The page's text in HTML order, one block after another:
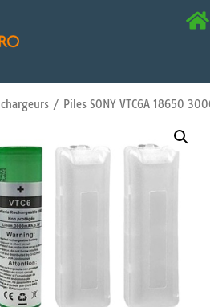
/ Piles SONY VTC6A 18650